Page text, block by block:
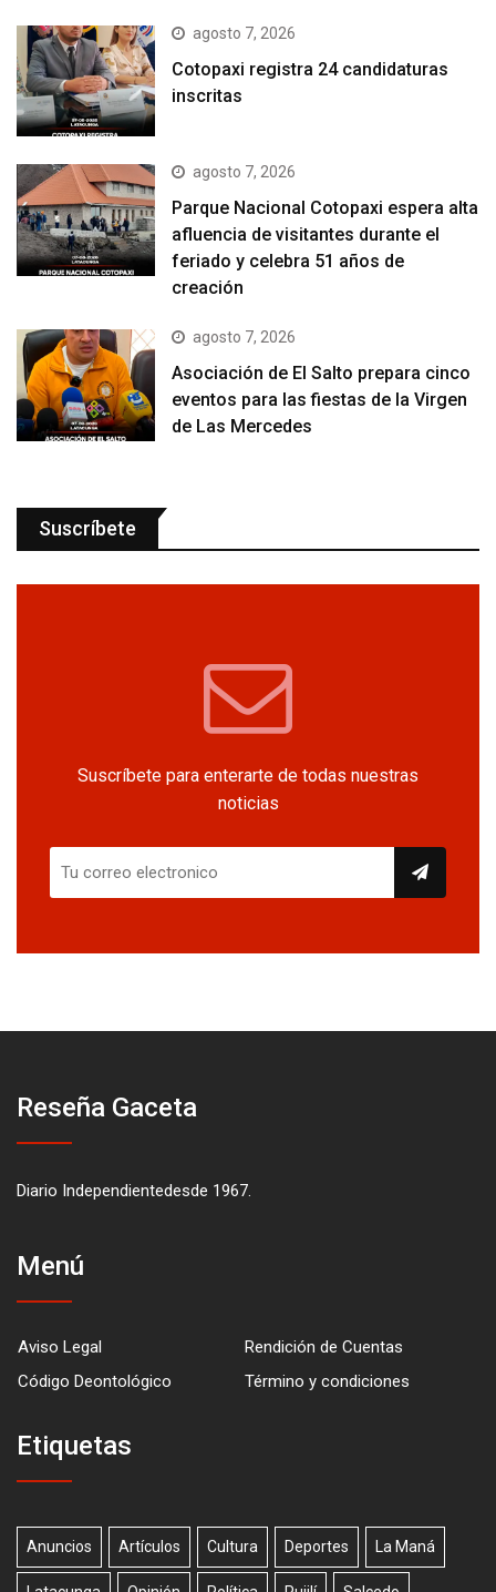
agosto 7, 2026
Cotopaxi registra 24 candidaturas
inscritas
agosto 7, 2026
Parque Nacional Cotopaxi espera alta
afluencia de visitantes durante el
feriado y celebra 51 años de
creación
agosto 7, 2026
Asociación de El Salto prepara cinco
eventos para las fiestas de la Virgen
de Las Mercedes
Suscríbete
Suscríbete para enterarte de todas nuestras
noticias
Reseña Gaceta
Diario Independientedesde 1967.
Menú
Aviso Legal
Rendición de Cuentas
Código Deontológico
Término y condiciones
Etiquetas
Anuncios Artículos Cultura Deportes La Maná